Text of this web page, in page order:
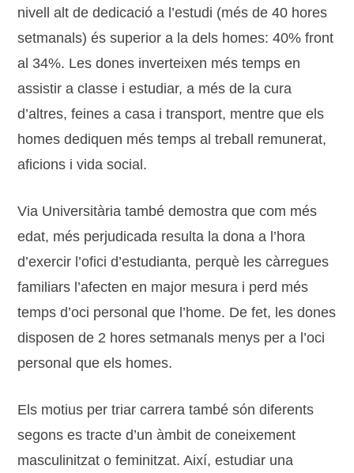
nivell alt de dedicació a l’estudi (més de 40 hores
setmanals) és superior a la dels homes: 40% front
al 34%. Les dones inverteixen més temps en
assistir a classe i estudiar, a més de la cura
d’altres, feines a casa i transport, mentre que els
homes dediquen més temps al treball remunerat,
aficions i vida social.
Via Universitària també demostra que com més
edat, més perjudicada resulta la dona a l’hora
d’exercir l’ofici d’estudianta, perquè les càrregues
familiars l’afecten en major mesura i perd més
temps d’oci personal que l’home. De fet, les dones
disposen de 2 hores setmanals menys per a l’oci
personal que els homes.
Els motius per triar carrera també són diferents
segons es tracte d’un àmbit de coneixement
masculinitzat o feminitzat. Així, estudiar una